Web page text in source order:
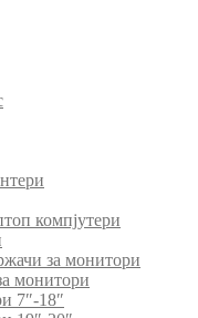
компјутери
за монитори
монитори
7″-18″